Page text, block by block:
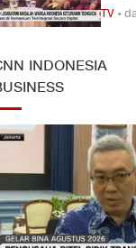
TV •
INDONESIA